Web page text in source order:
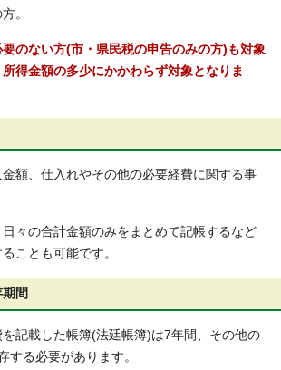
。
のない方(市・県民税の申告のみの方)も対象
得金額の多少にかかわらず対象となりま
額、仕入れやその他の必要経費に関する事
々の合計金額のみをまとめて記帳するなど
ことも可能です。
間
記載した帳簿(法廷帳簿)は7年間、その他の
する必要があります。